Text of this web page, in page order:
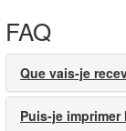
FAQ
Que vais-je
Puis-je